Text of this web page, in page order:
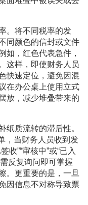
。将不同税率的发
同颜色的信封或文件
如，红色代表急件，
这样，即使财务人员
快速定位，避免因混
在办公桌上使用立式
放，减少堆叠带来的
纸质流转的滞后性。
，当财务人员收到发
收”“审核中”或“已入
反复询问即可掌握
。更重要的是，一旦
因信息不对称导致票